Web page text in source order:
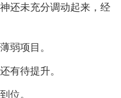
还未充分调动起来，经
弱项目。
有待提升。
位。